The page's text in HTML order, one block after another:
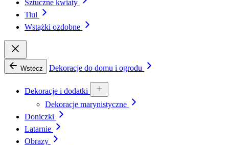
Sztuczne kwiaty
Tiul
Wstążki ozdobne
Wstecz Dekoracje do domu i ogrodu
Dekoracje i dodatki
Dekoracje marynistyczne
Doniczki
Latarnie
Obrazy